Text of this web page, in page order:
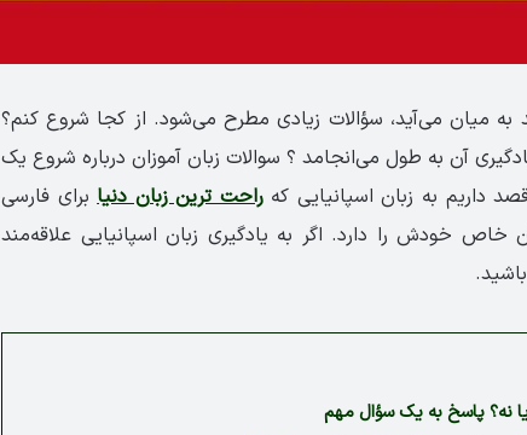
میان می‌آید، سؤالات زیادی مطرح می‌شود. از کجا شروع کنم؟
آن به طول می‌انجامد ؟ سوالات زبان آموزان درباره شروع یک
داریم به زبان اسپانیایی کهراحت ترین زبان دنیابرای فارسی
خاص خودش را دارد. اگر به یادگیری زبان اسپانیایی علاقه‌مند
یا نه؟ پاسخ به یک سؤال مهم